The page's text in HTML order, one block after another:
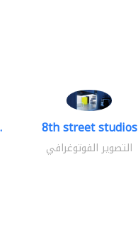
8th street studios
التصوير الفوتوغرافي